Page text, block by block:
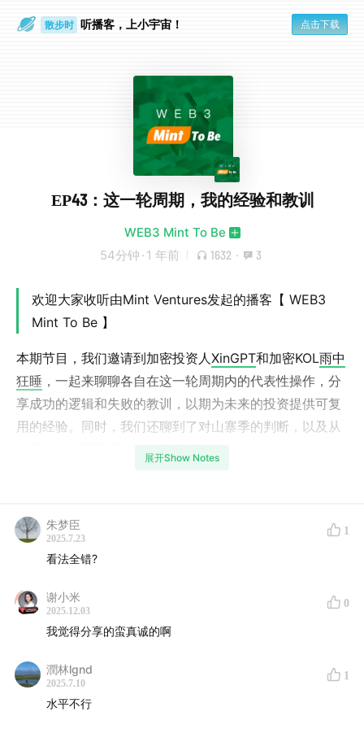
散步时 听播客，上小宇宙！ 点击下载
EP43：这一轮周期，我的经验和教训
WEB3 Mint To Be
54分钟 · 1 年前 1632 · 3
欢迎大家收听由Mint Ventures发起的播客【 WEB3
Mint To Be 】
本期节目，我们邀请到加密投资人XinGPT和加密KOL雨中
狂睡 ，一起来聊聊各自在这一轮周期内的代表性操作，分
享成功的逻辑和失败的教训，以期为未来的投资提供可复
用的经验。同时，我们还聊到了对山寨季的判断，以及从
加密投资跨圈美股投资的优劣势。
本期时间线:
0:02:10对当前阶段的判断和理由
0:07:01这一轮周期的投资难度变化
0:16:15本轮周期的最正确操作
0:24:34本轮周期的错误操作及经验
展开Show Notes
朱梦臣
2025.7.23
1
看法全错?
谢小米
2025.12.03
0
我觉得分享的蛮真诚的啊
潤林lgnd
2025.7.10
1
水平不行